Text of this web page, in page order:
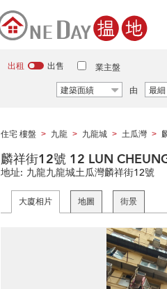
出租 出售 業主盤
建築面績
由 最細
住宅 樓盤 > 九龍 > 九龍城 > 土瓜灣 >
麟祥街12號 12 LUN
地址: 九龍九龍城土瓜灣麟祥街12號
大廈相片 地圖 街景